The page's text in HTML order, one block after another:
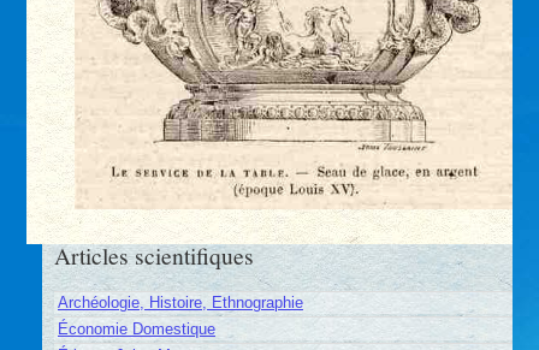
Articles scientifiques
Archéologie, Histoire, Ethnographie
Économie Domestique